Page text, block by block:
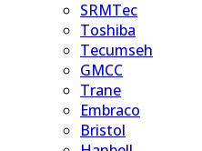
SRMTec
Toshiba
Tecumseh
GMCC
Trane
Embraco
Bristol